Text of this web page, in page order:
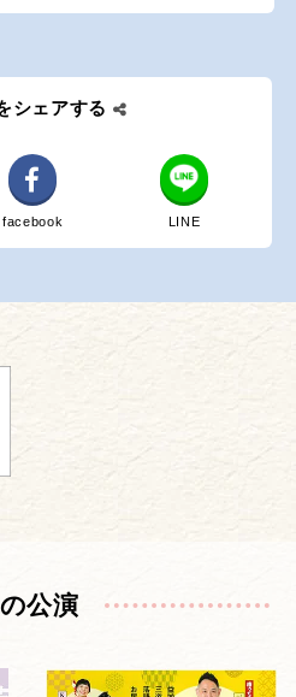
シェアする
facebook LINE
公演